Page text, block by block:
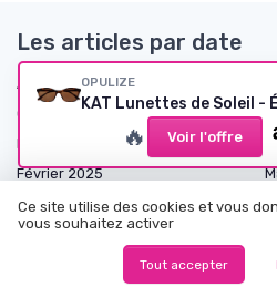
OPULIZE
🔥 Voir l'offre
Les articles par date
Août 2024
Octobre 2024
Décembre 2024
Février 2025
Avril 2025
Juin 2025
Ce site utilise des cookies et vous
vous souhaitez activer
Tout accepter